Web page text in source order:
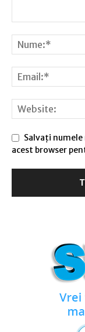
Salvați
acest browser